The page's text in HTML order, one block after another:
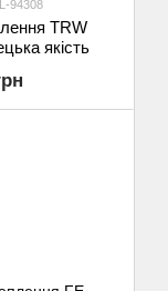
94308
TRW
якість